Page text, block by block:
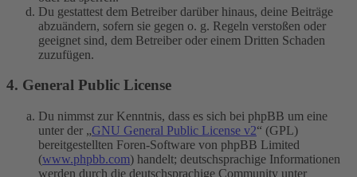
Du gestattest dem Betreiber darüber hinaus, deine Beiträge
abzuändern, sofern sie gegen o. g. Regeln verstoßen oder
geeignet sind, dem Betreiber oder einem Dritten Schaden
zuzufügen.
4. General Public License
Du nimmst zur Kenntnis, dass es sich bei phpBB um eine
unter der „GNU General Public License v2“ (GPL)
bereitgestellten Foren-Software von phpBB Limited
(www.phpbb.com) handelt; deutschsprachige Informationen
werden durch die deutschsprachige Community unter